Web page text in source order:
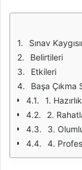
Sınav
Belirtileri
Etkileri
Başa Çıkma
1.
2.
3.
4.